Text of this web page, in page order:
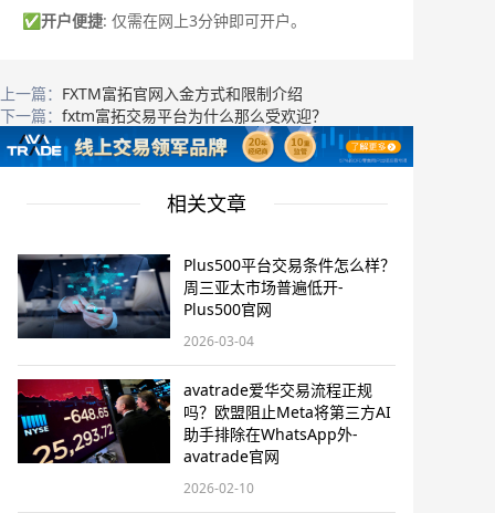
✅开户便捷: 仅需在网上3分钟即可开户。
上一篇： FXTM富拓官网入金方式和限制介绍
下一篇： fxtm富拓交易平台为什么那么受欢迎？
相关文章
Plus500平台交易条件怎么样？
周三亚太市场普遍低开-
Plus500官网
2026-03-04
avatrade爱华交易流程正规
吗？欧盟阻止Meta将第三方AI
助手排除在WhatsApp外-
avatrade官网
2026-02-10